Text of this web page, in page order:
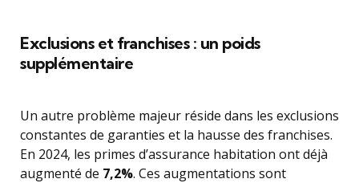
Exclusions et franchises : un poids
supplémentaire
Un autre problème majeur réside dans les exclusions
constantes de garanties et la hausse des franchises.
En 2024, les primes d’assurance habitation ont déjà
augmenté de 7,2%. Ces augmentations sont